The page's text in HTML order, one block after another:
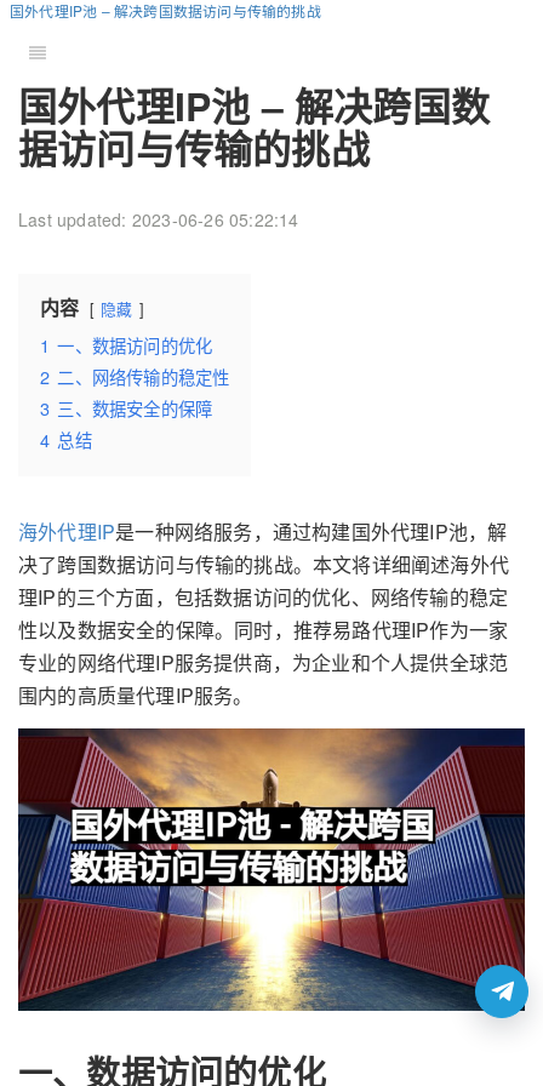
国外代理IP池 – 解决跨国数据访问与传输的挑战
国外代理IP池 – 解决跨国数
据访问与传输的挑战
Last updated: 2023-06-26 05:22:14
内容 隐藏
1 一、数据访问的优化
2 二、网络传输的稳定性
3 三、数据安全的保障
4 总结
海外代理IP是一种网络服务，通过构建国外代理IP池，解
决了跨国数据访问与传输的挑战。本文将详细阐述海外代
理IP的三个方面，包括数据访问的优化、网络传输的稳定
性以及数据安全的保障。同时，推荐易路代理IP作为一家
专业的网络代理IP服务提供商，为企业和个人提供全球范
围内的高质量代理IP服务。
一、数据访问的优化